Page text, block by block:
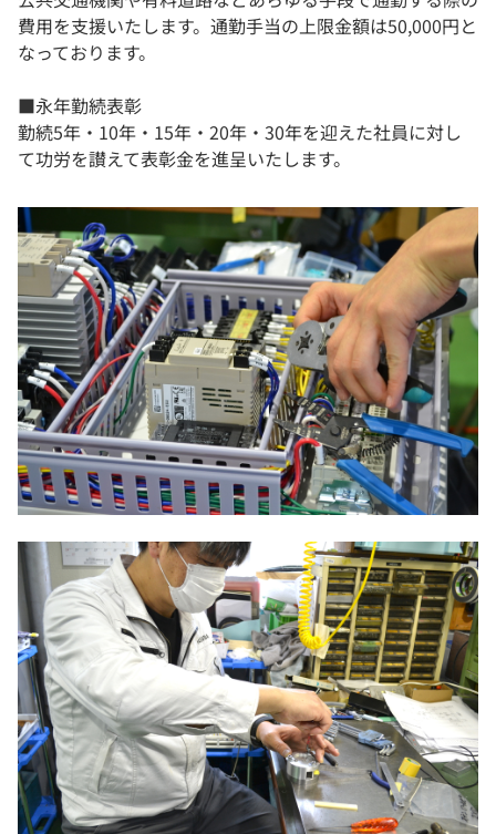
費用を支援いたします。通勤手当の上限金額は50,000円と
なっております。
■永年勤続表彰
勤続5年・10年・15年・20年・30年を迎えた社員に対し
て功労を讃えて表彰金を進呈いたします。